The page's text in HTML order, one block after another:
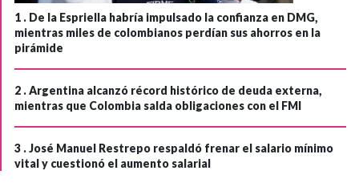
1 . De la Espriella habría impulsado la confianza en DMG,
mientras miles de colombianos perdían sus ahorros en la
pirámide
2 .Argentina alcanzó récord histórico de deuda externa,
mientras que Colombia salda obligaciones con el FMI
3 .José Manuel Restrepo respaldó frenar el salario mínimo
vital y cuestionó el aumento salarial